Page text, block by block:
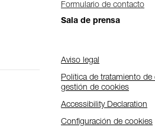
Formulario de contacto
Sala de prensa
Aviso legal
Política de tratamiento
gestión de cookies
Accessibility Declaration
Configuración de cookies